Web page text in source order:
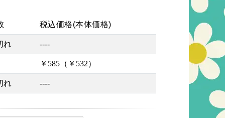
税込価格(本体価格)
れ ----
￥585（￥532）
れ ----